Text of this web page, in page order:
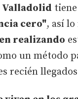
Valladolid
cero", así
realizando
un método
recién